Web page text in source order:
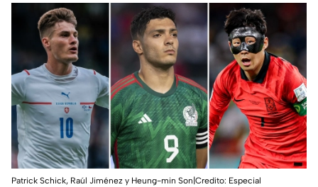
Patrick Schick, Raúl Jiménez y Heung-min Son|Credito: Especial